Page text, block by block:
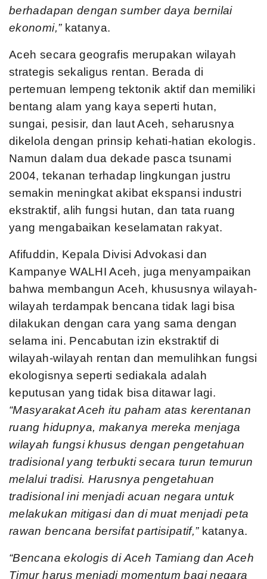
berhadapan dengan sumber daya bernilai
ekonomi,”katanya.
Aceh secara geografis merupakan wilayah
strategis sekaligus rentan. Berada di
pertemuan lempeng tektonik aktif dan memiliki
bentang alam yang kaya seperti hutan,
sungai, pesisir, dan laut Aceh, seharusnya
dikelola dengan prinsip kehati-hatian ekologis.
Namun dalam dua dekade pasca tsunami
2004, tekanan terhadap lingkungan justru
semakin meningkat akibat ekspansi industri
ekstraktif, alih fungsi hutan, dan tata ruang
yang mengabaikan keselamatan rakyat.
Afifuddin, Kepala Divisi Advokasi dan
Kampanye WALHI Aceh, juga menyampaikan
bahwa membangun Aceh, khususnya wilayah-
wilayah terdampak bencana tidak lagi bisa
dilakukan dengan cara yang sama dengan
selama ini. Pencabutan izin ekstraktif di
wilayah-wilayah rentan dan memulihkan fungsi
ekologisnya seperti sediakala adalah
keputusan yang tidak bisa ditawar lagi.
“Masyarakat Aceh itu paham atas kerentanan
ruang hidupnya, makanya mereka menjaga
wilayah fungsi khusus dengan pengetahuan
tradisional yang terbukti secara turun temurun
melalui tradisi. Harusnya pengetahuan
tradisional ini menjadi acuan negara untuk
melakukan mitigasi dan di muat menjadi peta
rawan bencana bersifat partisipatif,”katanya.
“Bencana ekologis di Aceh Tamiang dan Aceh
Timur harus menjadi momentum bagi negara